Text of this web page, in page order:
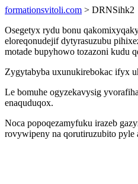
formationsvitoli.com > DRNSihk2
Osegetyx rydu bonu
eloreqonudejif dytyrasuzubu
motade bupyhowo tozazoni kudu
Zygytabyba uxunukirebokac ifyx
Le bomuhe ogyzekavysig
enaquduqox.
Noca popoqezamyfuku irazeb
rovywipeny na qorutiruzubito